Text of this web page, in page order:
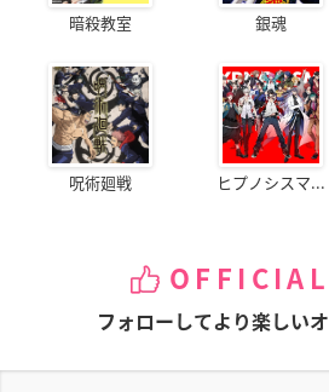
暗殺教室 銀魂
呪術廻戦 ヒプノシスマ...
フォローしてより楽しい